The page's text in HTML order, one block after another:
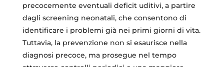
precocemente eventuali deficit uditivi, a partire
dagli screening neonatali, che consentono di
identificare i problemi già nei primi giorni di vita.
Tuttavia, la prevenzione non si esaurisce nella
diagnosi precoce, ma prosegue nel tempo